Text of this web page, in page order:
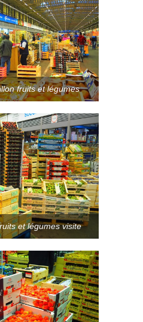
fruits et légumes
et légumes visite